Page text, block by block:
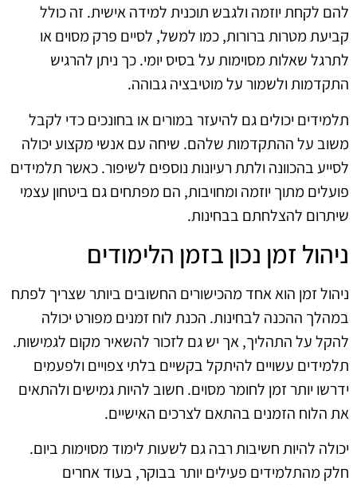
להם לקחת יוזמה ולגבש תוכנית למידה אישית. זה כולל
קביעת מטרות ברורות, כמו למשל, לסיים פרק מסוים או
לתרגל שאלות מסוימות על בסיס יומי. כך ניתן להרגיש
התקדמות ולשמור על מוטיבציה גבוהה.
תלמידים יכולים גם להיעזר במורים או בחונכים כדי לקבל
משוב על ההתקדמות שלהם. שיחה עם אנשי מקצוע יכולה
לסייע בהכוונה ולתת רעיונות נוספים לשיפור. כאשר תלמידים
פועלים מתוך יוזמה ומחויבות, הם מפתחים גם ביטחון עצמי
שיתרום להצלחתם בבחינות.
ניהול זמן נכון בזמן הלימודים
ניהול זמן הוא אחד מהכישורים החשובים ביותר שצריך לפתח
במהלך ההכנה לבחינות. הכנת לוח זמנים מפורט יכולה
להקל על התהליך, אך יש גם לזכור להשאיר מקום לגמישות.
תלמידים עשויים להיתקל בקשיים בלתי צפויים ולפעמים
ידרשו יותר זמן לחומר מסוים. חשוב להיות גמישים ולהתאים
את הלוח הזמנים בהתאם לצרכים האישיים.
יכולה להיות חשיבות רבה גם לשעות לימוד מסוימות ביום.
חלק מהתלמידים פעילים יותר בבוקר, בעוד אחרים